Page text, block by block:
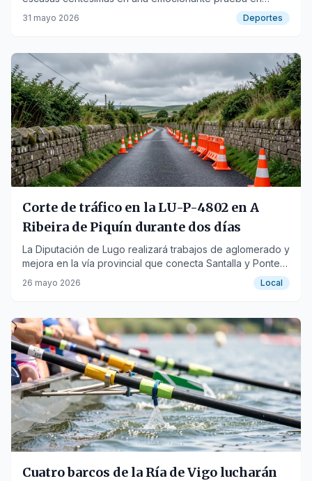
aguas moañesas.
31 mayo 2026 Deportes
Corte de tráfico en la LU-P-4802 en A
Ribeira de Piquín durante dos días
La Diputación de Lugo realizará trabajos de aglomerado y
mejora en la vía provincial que conecta Santalla y Ponte
Soutelo.
26 mayo 2026 Local
Cuatro barcos de la Ría de Vigo lucharán